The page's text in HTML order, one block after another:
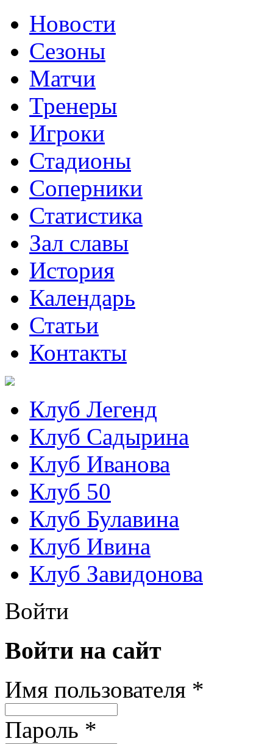
Новости
Сезоны
Матчи
Тренеры
Игроки
Стадионы
Соперники
Статистика
Зал славы
История
Календарь
Статьи
Контакты
Клуб Легенд
Клуб Садырина
Клуб Иванова
Клуб 50
Клуб Булавина
Клуб Ивина
Клуб Завидонова
Войти
Войти на сайт
Имя пользователя *
Пароль *